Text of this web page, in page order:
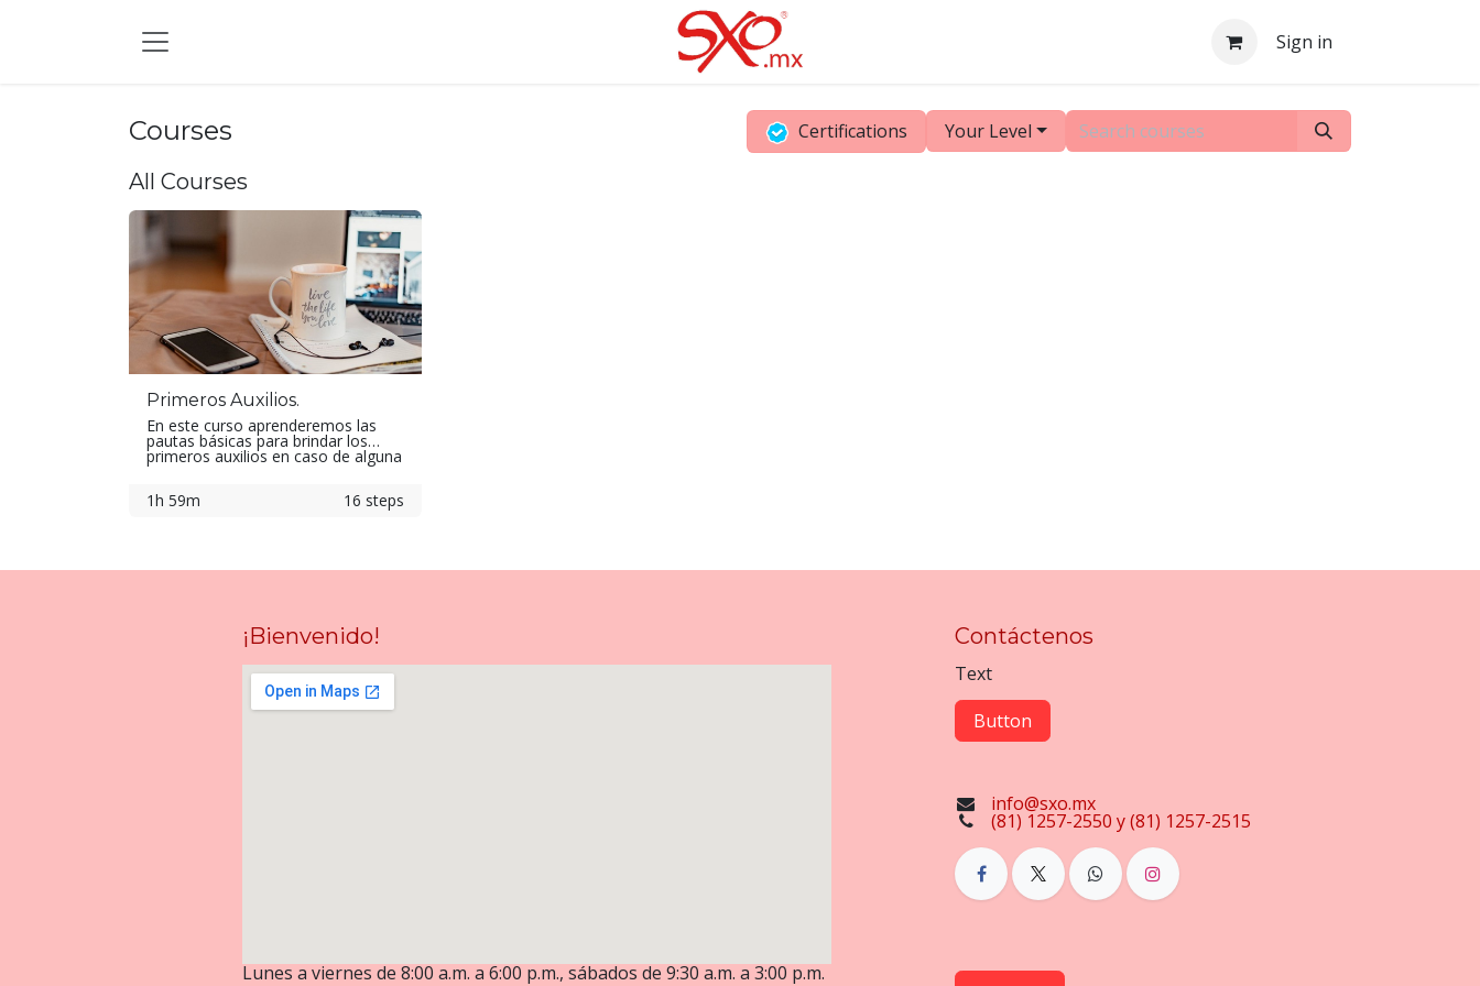
Sign in
Courses Your Level
Certifications
All Courses
Primeros Auxilios.
En este curso aprenderemos las
pautas básicas para brindar los
primeros auxilios en caso de alguna
emergencia.
1h 59m
16 steps
Contáctenos
Text
Button
info@sxo.mx
(81) 1257-2550 y (81) 1257-2515
¡Bienvenido!
Lunes a viernes de 8:00 a.m. a 6:00 p.m., sábados de 9:30 a.m. a 3:00 p.m.